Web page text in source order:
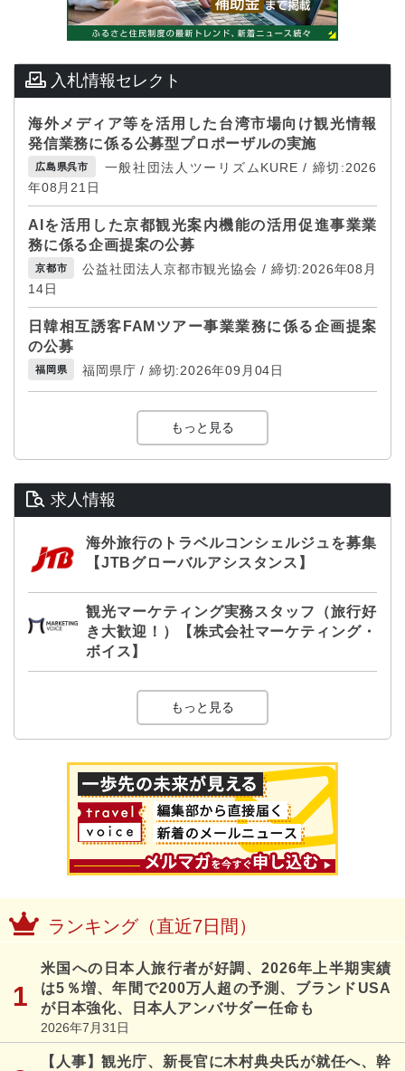
入札情報セレクト
海外メディア等を活用した台湾市場向け観光情報
発信業務に係る公募型プロポーザルの実施
広島県呉市
一般社団法人ツーリズムKURE / 締切:2026
年08月21日
AIを活用した京都観光案内機能の活用促進事業業
務に係る企画提案の公募
京都市
公益社団法人京都市観光協会 / 締切:2026年08月
14日
日韓相互誘客FAMツアー事業業務に係る企画提案
の公募
福岡県 福岡県庁 / 締切:2026年09月04日
もっと見る
求人情報
海外旅行のトラベルコンシェルジュを募集
【JTBグローバルアシスタンス】
観光マーケティング実務スタッフ（旅行好
き大歓迎！）【株式会社マーケティング・
ボイス】
もっと見る
ランキング（直近7日間）
米国への日本人旅行者が好調、2026年上半期実績
は5％増、年間で200万人超の予測、ブランドUSA
が日本強化、日本人アンバサダー任命も
2026年7月31日
【人事】観光庁、新長官に木村典央氏が就任へ、幹